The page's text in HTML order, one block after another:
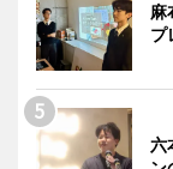
麻
プ
六